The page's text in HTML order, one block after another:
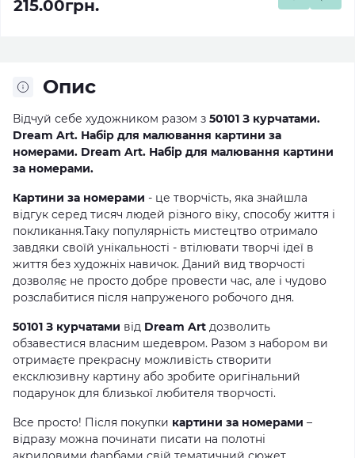
215.00грн.
Опис
Відчуй себе художником разом з 50101 З курчатами.
Dream Art. Набір для малювання картини за
номерами. Dream Art. Набір для малювання картини
за номерами.
Картини за номерами - це творчість, яка знайшла
відгук серед тисяч людей різного віку, способу життя і
покликання.Таку популярність мистецтво отримало
завдяки своїй унікальності - втілювати творчі ідеї в
життя без художніх навичок. Даний вид творчості
дозволяє не просто добре провести час, але і чудово
розслабитися після напруженого робочого дня.
50101 З курчатами від Dream Art дозволить
обзавестися власним шедевром. Разом з набором ви
отримаєте прекрасну можливість створити
ексклюзивну картину або зробите оригінальний
подарунок для близької любителя творчості.
Все просто! Після покупки картини за номерами –
відразу можна починати писати на полотні